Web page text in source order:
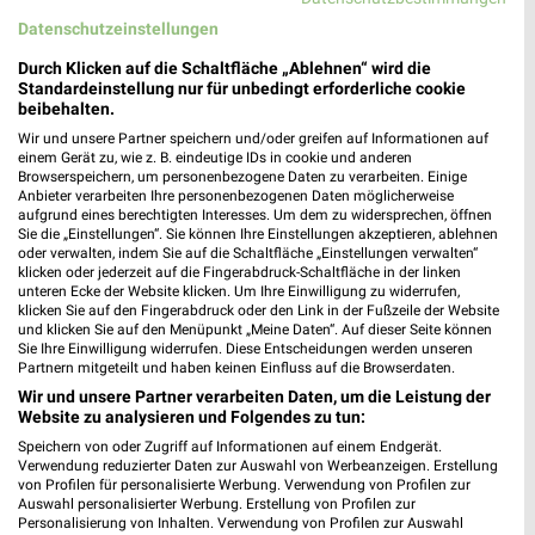
die Adler Filiale in Senden
Adresse, Öffnungszeiten und Entfernung alles rund um die Adler
Filiale in Senden. Den schnellsten Weg zu Deiner Lieblingsfiliale
kannst Du über die Routen-Funktion finden. Wenn Du auf der
Suche nach aktuellen Schnäppchen von Adler bist, dann schau
doch mal in die aktuellen Prospekte und Angebote. Da ist
sicher etwas passendes für Dich dabei.
Mode & Bekleidung Angebote für Senden und
Umgebung
9 Prospekte
NKD Tchibo
Datenschutzeinstellungen
Durch Klicken auf die Schaltfläche „Ablehnen“ wird die
Standardeinstellung nur für unbedingt erforderliche cookie
beibehalten.
Wir und unsere Partner speichern und/oder greifen auf Informationen auf
einem Gerät zu, wie z. B. eindeutige IDs in cookie und anderen
Browserspeichern, um personenbezogene Daten zu verarbeiten. Einige
Anbieter verarbeiten Ihre personenbezogenen Daten möglicherweise
aufgrund eines berechtigten Interesses. Um dem zu widersprechen, öffnen
Sie die „Einstellungen“. Sie können Ihre Einstellungen akzeptieren, ablehnen
oder verwalten, indem Sie auf die Schaltfläche „Einstellungen verwalten“
klicken oder jederzeit auf die Fingerabdruck-Schaltfläche in der linken
unteren Ecke der Website klicken. Um Ihre Einwilligung zu widerrufen,
klicken Sie auf den Fingerabdruck oder den Link in der Fußzeile der Website
und klicken Sie auf den Menüpunkt „Meine Daten“. Auf dieser Seite können
Sie Ihre Einwilligung widerrufen. Diese Entscheidungen werden unseren
Partnern mitgeteilt und haben keinen Einfluss auf die Browserdaten.
Wir und unsere Partner verarbeiten Daten, um die Leistung der
Website zu analysieren und Folgendes zu tun:
Speichern von oder Zugriff auf Informationen auf einem Endgerät.
Verwendung reduzierter Daten zur Auswahl von Werbeanzeigen. Erstellung
von Profilen für personalisierte Werbung. Verwendung von Profilen zur
Auswahl personalisierter Werbung. Erstellung von Profilen zur
Personalisierung von Inhalten. Verwendung von Profilen zur Auswahl